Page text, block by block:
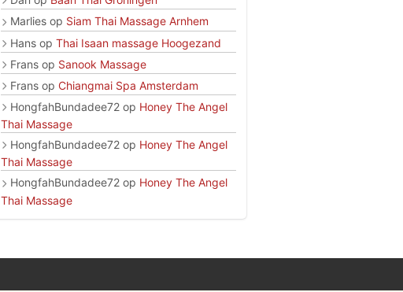
Marliesop Siam Thai Massage Arnhem
Hansop Thai Isaan massage Hoogezand
Fransop Sanook Massage
Fransop Chiangmai Spa Amsterdam
HongfahBundadee72op Honey The Angel
Thai Massage
HongfahBundadee72op Honey The Angel
Thai Massage
HongfahBundadee72op Honey The Angel
Thai Massage